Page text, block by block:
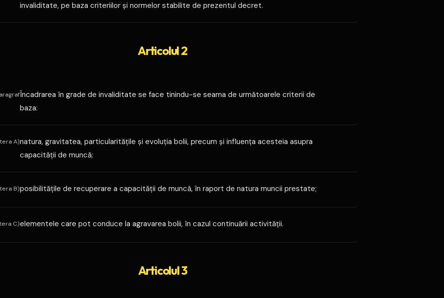
invaliditate, pe baza criteriilor şi normelor stabilite de prezentul decret.
Articolul 2
Încadrarea în grade de invaliditate se face tinindu-se seama de următoarele criterii de
baza:
A)natura, gravitatea, particularităţile şi evoluţia bolii, precum şi influenţa acesteia asupra
capacităţii de muncă;
B)posibilităţile de recuperare a capacităţii de muncă, în raport de natura muncii prestate;
C)elementele care pot conduce la agravarea bolii, în cazul continuării activităţii.
Articolul 3